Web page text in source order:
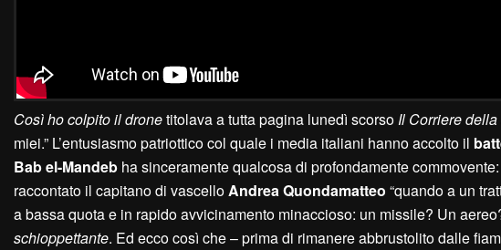
Così ho colpito il dronetitolava a tutta pagina lunedì scorso Il Corriere
miei.” L’entusiasmo patriottico col quale i media italiani hanno accolto il
Bab el-Mandeb ha sinceramente qualcosa di profondamente
raccontato il capitano di vascelloAndrea Quondamatteo “quando a un
a bassa quota e in rapido avvicinamento minaccioso: un missile? Un
schioppettante. Ed ecco così che – prima di rimanere abbrustolito dalle